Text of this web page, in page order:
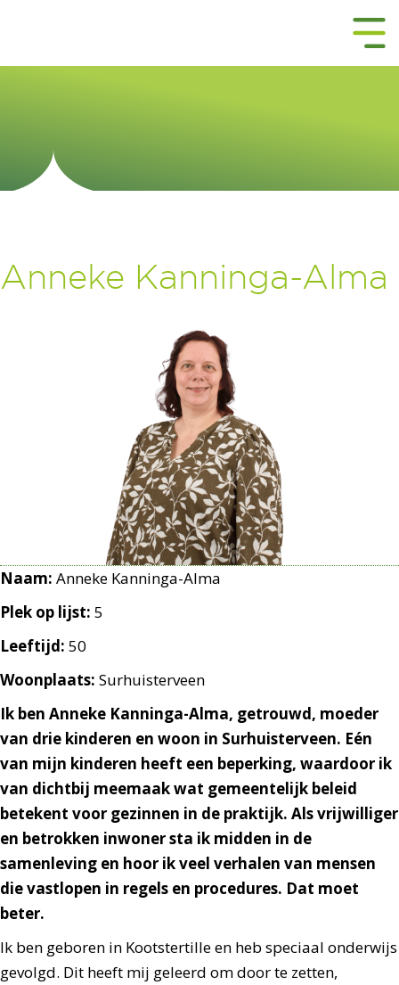
Anneke Kanninga-Alma
Ik ben Anneke Kanninga-Alma, getrouwd, moeder
van drie kinderen en woon in Surhuisterveen. Eén
van mijn kinderen heeft een beperking, waardoor ik
van dichtbij meemaak wat gemeentelijk beleid
betekent voor gezinnen in de praktijk. Als vrijwilliger
en betrokken inwoner sta ik midden in de
samenleving en hoor ik veel verhalen van mensen
die vastlopen in regels en procedures. Dat moet
beter.
Ik ben geboren in Kootstertille en heb speciaal onderwijs
gevolgd. Dit heeft mij geleerd om door te zetten,
Naam: Anneke Kanninga-Alma
Plek op lijst: 5
Leeftijd: 50
Woonplaats: Surhuisterveen